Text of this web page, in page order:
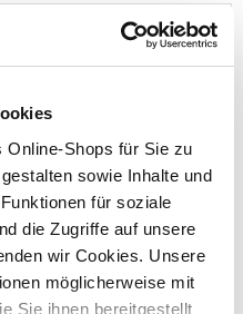
Online-Shops für Sie zu
sowie Inhalte und
für soziale
die Zugriffe auf unsere
wir Cookies. Unsere
möglicherweise mit
Sie ihnen bereitgestellt
TX C1 Edelstahl